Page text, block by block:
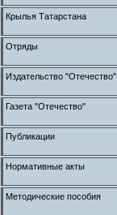
Крылья Татарстана
Отряды
Издательство "Отечество"
Газета "Отечество"
Публикации
Нормативные акты
Методические пособия